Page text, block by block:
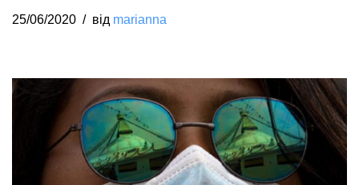
25/06/2020 від marianna